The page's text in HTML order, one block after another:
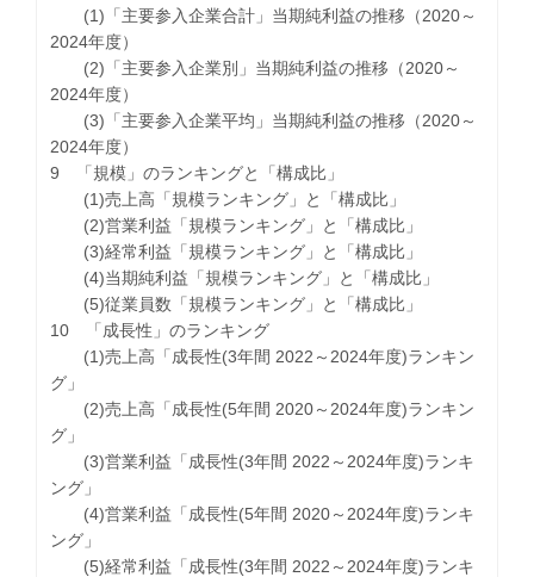
(1)「主要参入企業合計」当期純利益の推移（2020～
2024年度）
(2)「主要参入企業別」当期純利益の推移（2020～
2024年度）
(3)「主要参入企業平均」当期純利益の推移（2020～
2024年度）
9 「規模」のランキングと「構成比」
(1)売上高「規模ランキング」と「構成比」
(2)営業利益「規模ランキング」と「構成比」
(3)経常利益「規模ランキング」と「構成比」
(4)当期純利益「規模ランキング」と「構成比」
(5)従業員数「規模ランキング」と「構成比」
10 「成長性」のランキング
(1)売上高「成長性(3年間 2022～2024年度)ランキン
グ」
(2)売上高「成長性(5年間 2020～2024年度)ランキン
グ」
(3)営業利益「成長性(3年間 2022～2024年度)ランキ
ング」
(4)営業利益「成長性(5年間 2020～2024年度)ランキ
ング」
(5)経常利益「成長性(3年間 2022～2024年度)ランキ